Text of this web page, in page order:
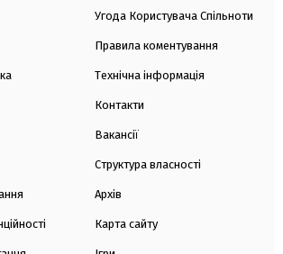
Угода Користувача Спільноти
Правила коментування
Технічна інформація
Контакти
Вакансії
Структура власності
Архів
Карта сайту